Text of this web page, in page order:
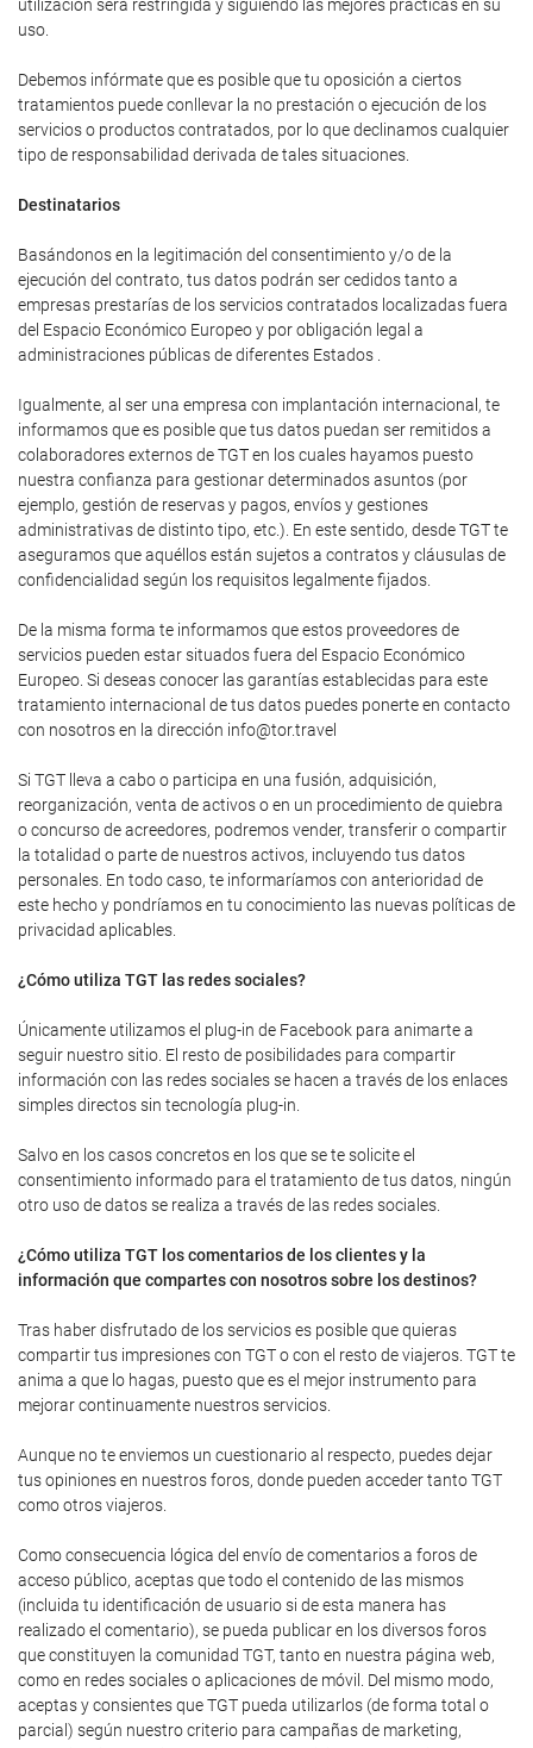
utilización será restringida y siguiendo las mejores prácticas en su
uso.
Debemos infórmate que es posible que tu oposición a ciertos
tratamientos puede conllevar la no prestación o ejecución de los
servicios o productos contratados, por lo que declinamos cualquier
tipo de responsabilidad derivada de tales situaciones.
Destinatarios
Basándonos en la legitimación del consentimiento y/o de la
ejecución del contrato, tus datos podrán ser cedidos tanto a
empresas prestarías de los servicios contratados localizadas fuera
del Espacio Económico Europeo y por obligación legal a
administraciones públicas de diferentes Estados .
Igualmente, al ser una empresa con implantación internacional, te
informamos que es posible que tus datos puedan ser remitidos a
colaboradores externos de TGT en los cuales hayamos puesto
nuestra confianza para gestionar determinados asuntos (por
ejemplo, gestión de reservas y pagos, envíos y gestiones
administrativas de distinto tipo, etc.). En este sentido, desde TGT te
aseguramos que aquéllos están sujetos a contratos y cláusulas de
confidencialidad según los requisitos legalmente fijados.
De la misma forma te informamos que estos proveedores de
servicios pueden estar situados fuera del Espacio Económico
Europeo. Si deseas conocer las garantías establecidas para este
tratamiento internacional de tus datos puedes ponerte en contacto
con nosotros en la dirección info@tor.travel
Si TGT lleva a cabo o participa en una fusión, adquisición,
reorganización, venta de activos o en un procedimiento de quiebra
o concurso de acreedores, podremos vender, transferir o compartir
la totalidad o parte de nuestros activos, incluyendo tus datos
personales. En todo caso, te informaríamos con anterioridad de
este hecho y pondríamos en tu conocimiento las nuevas políticas de
privacidad aplicables.
¿Cómo utiliza TGT las redes sociales?
Únicamente utilizamos el plug-in de Facebook para animarte a
seguir nuestro sitio. El resto de posibilidades para compartir
información con las redes sociales se hacen a través de los enlaces
simples directos sin tecnología plug-in.
Salvo en los casos concretos en los que se te solicite el
consentimiento informado para el tratamiento de tus datos, ningún
otro uso de datos se realiza a través de las redes sociales.
¿Cómo utiliza TGT los comentarios de los clientes y la
información que compartes con nosotros sobre los destinos?
Tras haber disfrutado de los servicios es posible que quieras
compartir tus impresiones con TGT o con el resto de viajeros. TGT te
anima a que lo hagas, puesto que es el mejor instrumento para
mejorar continuamente nuestros servicios.
Aunque no te enviemos un cuestionario al respecto, puedes dejar
tus opiniones en nuestros foros, donde pueden acceder tanto TGT
como otros viajeros.
Como consecuencia lógica del envío de comentarios a foros de
acceso público, aceptas que todo el contenido de las mismos
(incluida tu identificación de usuario si de esta manera has
realizado el comentario), se pueda publicar en los diversos foros
que constituyen la comunidad TGT, tanto en nuestra página web,
como en redes sociales o aplicaciones de móvil. Del mismo modo,
aceptas y consientes que TGT pueda utilizarlos (de forma total o
parcial) según nuestro criterio para campañas de marketing,